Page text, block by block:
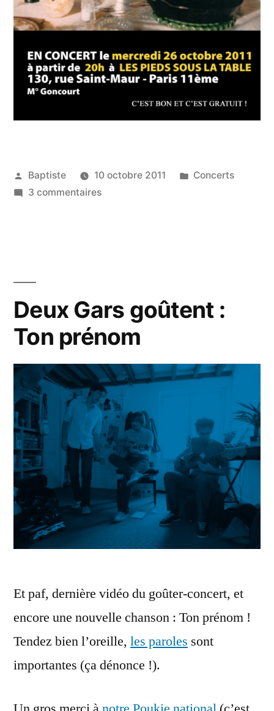
Publié
par
Baptiste 10 octobre 2011
Publié
Concerts
3 commentairessur
passent
table
Deux Gars goûtent :
Ton prénom
Et paf, dernière vidéo du goûter-concert, et
encore une nouvelle chanson : Ton prénom !
Tendez bien l’oreille, les paroles sont
importantes (ça dénonce !).